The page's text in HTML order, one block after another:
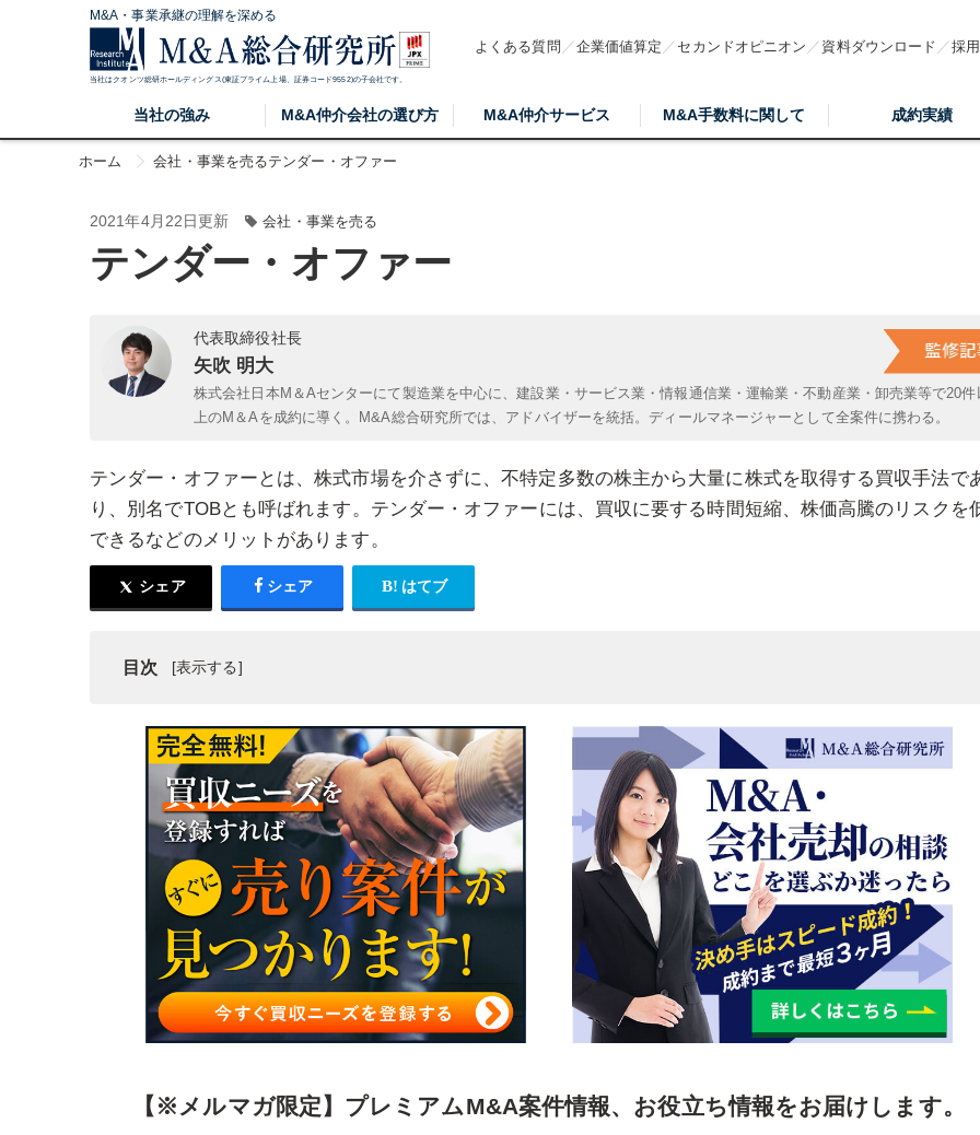
M&A・事業承継の理解を深める
当社はクオンツ総研ホールディングス(東証プライム上場、証券コード9552)の子会社です。
よくある質問 企業価値算定 セカンドオピニオン 資料ダウンロード 採
当社の強み M&A仲介会社の選び方 M&A仲介サービス M&A手数料に関して 成約実績
ホーム 会社・事業を売るテンダー・オファー
2021年4月22日更新 会社・事業を売る
テンダー・オファー
代表取締役社長
矢吹 明大
株式会社日本M＆Aセンターにて製造業を中心に、建設業・サービス業・情報通信業・運輸業・不動産業・卸売業等で20件
上のM＆Aを成約に導く。M&A総合研究所では、アドバイザーを統括。ディールマネージャーとして全案件に携わる。
テンダー・オファーとは、株式市場を介さずに、不特定多数の株主から大量に株式を取得する買収手法で
り、別名でTOBとも呼ばれます。テンダー・オファーには、買収に要する時間短縮、株価高騰のリスクを
できるなどのメリットがあります。
シェア シェア はてブ
目次
テンダー・オファーの種類
テンダー・オファーのメリット
テンダー・オファーのデメリット
テンダー・オファーの流れ
まとめ
【※メルマガ限定】プレミアムM&A案件情報、お役立ち情報をお届けします。